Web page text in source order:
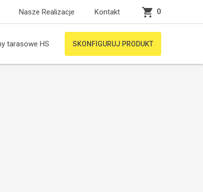
Nasze Realizacje Kontakt 0
tarasowe HS SKONFIGURUJ PRODUKT